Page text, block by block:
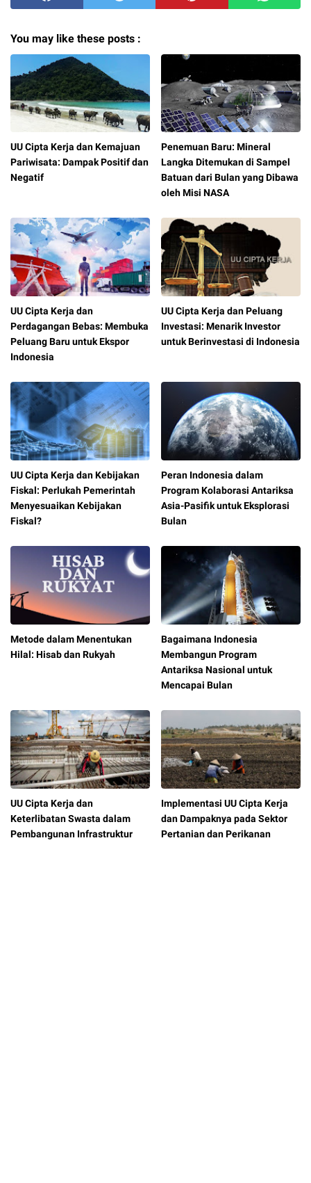
You may like these posts :
UU Cipta Kerja dan Kemajuan
Pariwisata: Dampak Positif dan
Negatif
Penemuan Baru: Mineral
Langka Ditemukan di Sampel
Batuan dari Bulan yang Dibawa
oleh Misi NASA
UU Cipta Kerja dan
Perdagangan Bebas: Membuka
Peluang Baru untuk Ekspor
Indonesia
UU Cipta Kerja dan Peluang
Investasi: Menarik Investor
untuk Berinvestasi di Indonesia
UU Cipta Kerja dan Kebijakan
Fiskal: Perlukah Pemerintah
Menyesuaikan Kebijakan
Fiskal?
Peran Indonesia dalam
Program Kolaborasi Antariksa
Asia-Pasifik untuk Eksplorasi
Bulan
Metode dalam Menentukan
Hilal: Hisab dan Rukyah
Bagaimana Indonesia
Membangun Program
Antariksa Nasional untuk
Mencapai Bulan
UU Cipta Kerja dan
Keterlibatan Swasta dalam
Pembangunan Infrastruktur
Implementasi UU Cipta Kerja
dan Dampaknya pada Sektor
Pertanian dan Perikanan